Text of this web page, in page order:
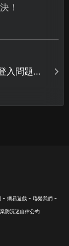
！
入問題全
- 網易遊戲 - 聯繫我們 -
防沉迷自律公約